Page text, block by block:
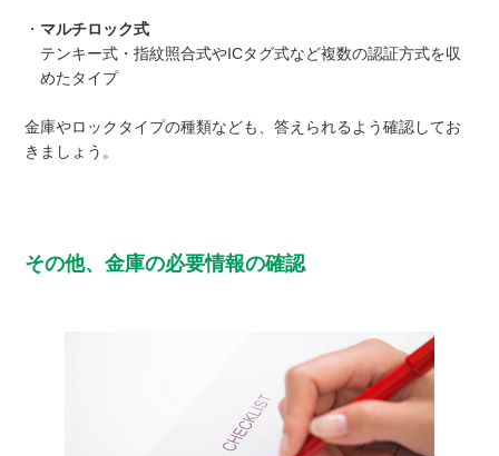
・ マルチロック式
テンキー式・指紋照合式やICタグ式など複数の認証方式を収
めたタイプ
金庫やロックタイプの種類なども、答えられるよう確認してお
きましょう。
その他、金庫の必要情報の確認